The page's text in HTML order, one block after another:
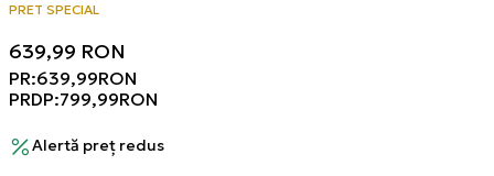
PRET SPECIAL
639,99 RON
PR:639,99RON
PRDP:799,99RON
Alertă preț redus